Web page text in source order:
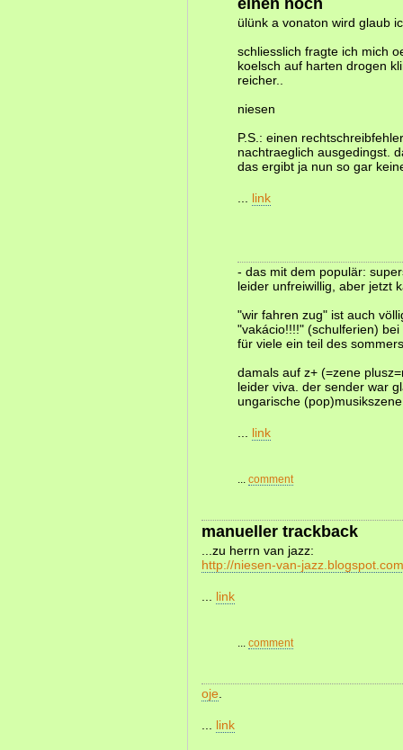
einen noch
ülünk a vonaton wird glaub
schliesslich fragte ich mich
koelsch auf harten drogen
reicher..
niesen
P.S.: einen
nachtraeglich ausgedingst.
das ergibt ja nun so gar
link
- das mit dem populär:
leider unfreiwillig, aber jetzt
"wir fahren zug" ist auch
"vakácio!!!!" (schulferien)
für viele ein teil des
damals auf z+ (=zene
leider viva. der sender war
ungarische
link
comment
manueller trackback
...zu herrn van jazz:
http://niesen-van-
link
comment
oje
link